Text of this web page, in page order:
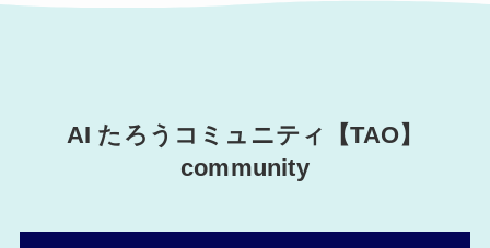
AI たろうコミュニティ【TAO】
community